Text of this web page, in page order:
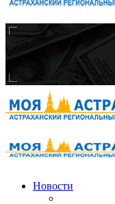
Новости